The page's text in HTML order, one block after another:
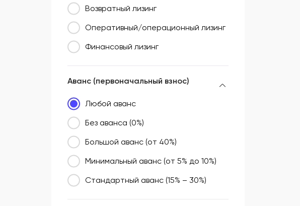
Возвратный лизинг
Оперативный/операционный лизинг
Финансовый лизинг
Аванс (первоначальный взнос)
Любой аванс
Без аванса (0%)
Большой аванс (от 40%)
Минимальный аванс (от 5% до 10%)
Стандартный аванс (15% – 30%)